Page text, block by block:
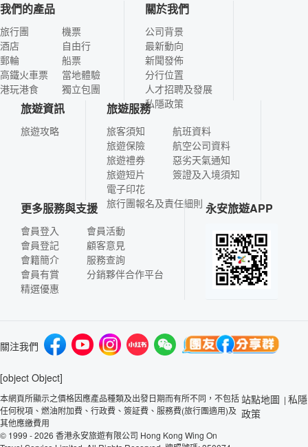
我們的產品
旅行團
酒店
郵輪
高鐵火車票
港玩港食
機票
自由行
船票
當地體驗
獨立包團
關於我們
公司背景
最新動向
新聞發佈
分行位置
人才招聘及發展
私隱政策
旅遊資訊
旅遊攻略
旅遊服務
旅客須知
旅遊保險
旅遊禮券
旅遊短片
電子印花
航班資料
航空公司資料
惡劣天氣通知
簽證及入境須知
旅行團報名及責任細則
更多服務與支援
會員登入
會員登記
會籍簡介
會員有賞
精選優惠
會員活動
顧客意見
服務查詢
分銷夥伴合作平台
永安旅遊APP
關注我們
[object Object]
本網頁所顯示之價格因應產品種類及出發日期而有所不同，不包括
任何稅項、燃油附加費、行政費、簽証費、服務費(旅行團適用)及
其他應繳費用
© 1999 - 2026 香港永安旅遊有限公司 Hong Kong Wing On
站點地圖 | 私隱
政策